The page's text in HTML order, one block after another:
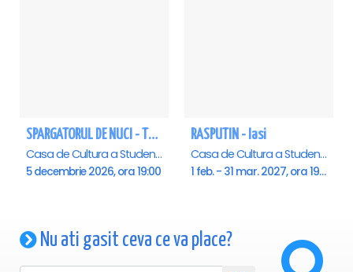
SPARGATORUL DE NUCI - Turneu National - Iasi
Casa de Cultura a Studentilor , Iasi
5 decembrie 2026, ora 19:00
RASPUTIN - Iasi
Casa de Cultura a Studentilor , Iasi
1 feb. - 31 mar. 2027, ora 19:00
Nu ati gasit ceva ce va place?